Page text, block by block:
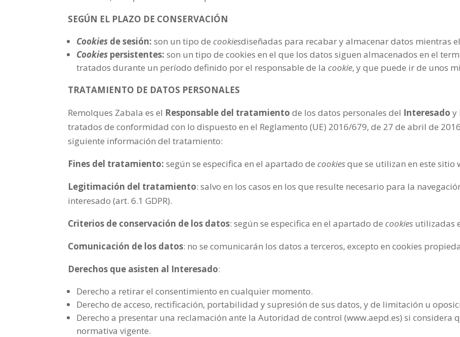
SEGÚN EL PLAZO DE CONSERVACIÓN
Cookies de sesión: son un tipo de cookiesdiseñadas para recabar y almacenar datos mientras
Cookies persistentes: son un tipo de cookies en el que los datos siguen almacenados en el
tratados durante un período definido por el responsable de la cookie, y que puede ir de unos
TRATAMIENTO DE DATOS PERSONALES
Remolques Zabala es el Responsable del tratamiento de los datos personales del Interesadoy
tratados de conformidad con lo dispuesto en el Reglamento (UE) 2016/679, de 27 de abril de
siguiente información del tratamiento:
Fines del tratamiento:según se especifica en el apartado de cookiesque se utilizan en este sitio
Legitimación del tratamiento: salvo en los casos en los que resulte necesario para la
interesado (art. 6.1 GDPR).
Criterios de conservación de los datos: según se especifica en el apartado de cookies utilizadas
Comunicación de los datos: no se comunicarán los datos a terceros, excepto en cookies
Derechos que asisten al Interesado:
Derecho a retirar el consentimiento en cualquier momento.
Derecho de acceso, rectificación, portabilidad y supresión de sus datos, y de limitación u
Derecho a presentar una reclamación ante la Autoridad de control (www.aepd.es) si considera
normativa vigente.